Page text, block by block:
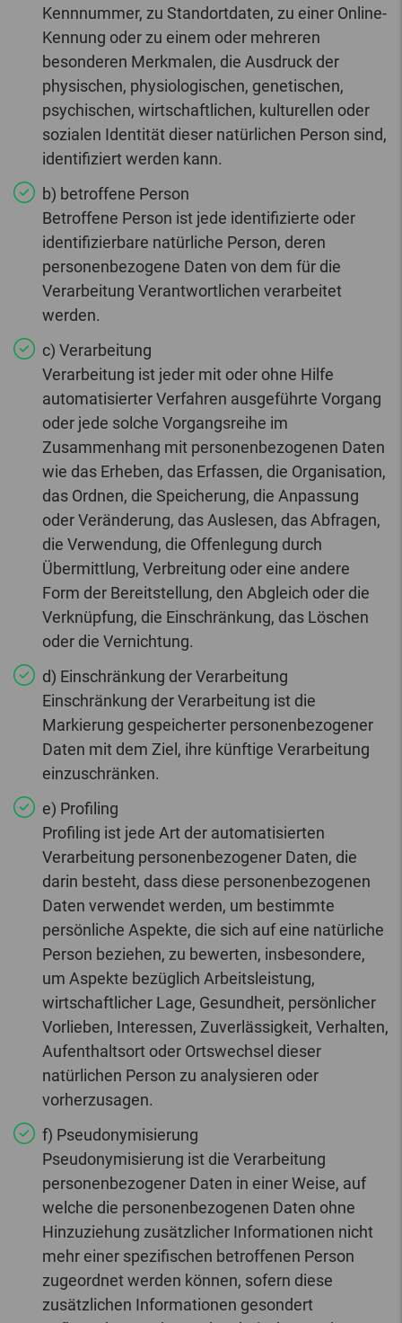
Kennnummer, zu Standortdaten, zu einer Online-
Kennung oder zu einem oder mehreren
besonderen Merkmalen, die Ausdruck der
physischen, physiologischen, genetischen,
psychischen, wirtschaftlichen, kulturellen oder
sozialen Identität dieser natürlichen Person sind,
identifiziert werden kann.
b) betroffene Person
Betroffene Person ist jede identifizierte oder
identifizierbare natürliche Person, deren
personenbezogene Daten von dem für die
Verarbeitung Verantwortlichen verarbeitet
werden.
c) Verarbeitung
Verarbeitung ist jeder mit oder ohne Hilfe
automatisierter Verfahren ausgeführte Vorgang
oder jede solche Vorgangsreihe im
Zusammenhang mit personenbezogenen Daten
wie das Erheben, das Erfassen, die Organisation,
das Ordnen, die Speicherung, die Anpassung
oder Veränderung, das Auslesen, das Abfragen,
die Verwendung, die Offenlegung durch
Übermittlung, Verbreitung oder eine andere
Form der Bereitstellung, den Abgleich oder die
Verknüpfung, die Einschränkung, das Löschen
oder die Vernichtung.
d) Einschränkung der Verarbeitung
Einschränkung der Verarbeitung ist die
Markierung gespeicherter personenbezogener
Daten mit dem Ziel, ihre künftige Verarbeitung
einzuschränken.
e) Profiling
Profiling ist jede Art der automatisierten
Verarbeitung personenbezogener Daten, die
darin besteht, dass diese personenbezogenen
Daten verwendet werden, um bestimmte
persönliche Aspekte, die sich auf eine natürliche
Person beziehen, zu bewerten, insbesondere,
um Aspekte bezüglich Arbeitsleistung,
wirtschaftlicher Lage, Gesundheit, persönlicher
Vorlieben, Interessen, Zuverlässigkeit, Verhalten,
Aufenthaltsort oder Ortswechsel dieser
natürlichen Person zu analysieren oder
vorherzusagen.
f) Pseudonymisierung
Pseudonymisierung ist die Verarbeitung
personenbezogener Daten in einer Weise, auf
welche die personenbezogenen Daten ohne
Hinzuziehung zusätzlicher Informationen nicht
mehr einer spezifischen betroffenen Person
zugeordnet werden können, sofern diese
zusätzlichen Informationen gesondert